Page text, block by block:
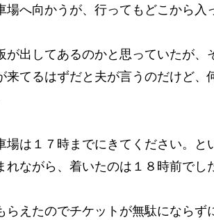
場へ向かうが、行ってもどこから入
が出してあるのかと思っていたが
来てるはずだと夫が言うのだけど
場は１７時までにきてください。
れながら、着いたのは１８時前でし
らえたのでチケットが無駄になら